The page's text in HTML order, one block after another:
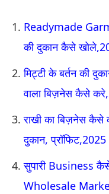
Readymade
की दुकान कैसे
मिट्टी के बर्तन की
वाला बिज़नेस कैसे
राखी का बिज़नेस कैसे
दुकान, प्रॉफिट,2025
सुपारी Business
Wholesale